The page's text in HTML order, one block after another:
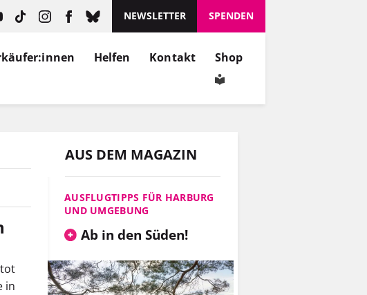
NEWSLETTER SPENDEN
Helfen Kontakt Shop
in
AUS DEM MAGAZIN
AUSFLUGTIPPS FÜR HARBURG
UND UMGEBUNG
Ab in den Süden!